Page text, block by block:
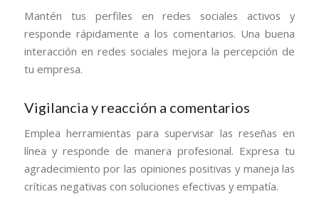
Mantén tus perfiles en redes sociales activos y
responde rápidamente a los comentarios. Una buena
interacción en redes sociales mejora la percepción de
tu empresa.
Vigilancia y reacción a comentarios
Emplea herramientas para supervisar las reseñas en
línea y responde de manera profesional. Expresa tu
agradecimiento por las opiniones positivas y maneja las
críticas negativas con soluciones efectivas y empatía.